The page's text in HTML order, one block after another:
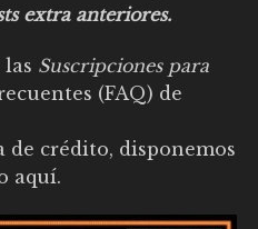
extra anteriores.
las Suscripciones para
(FAQ) de
de crédito, disponemos
aquí.